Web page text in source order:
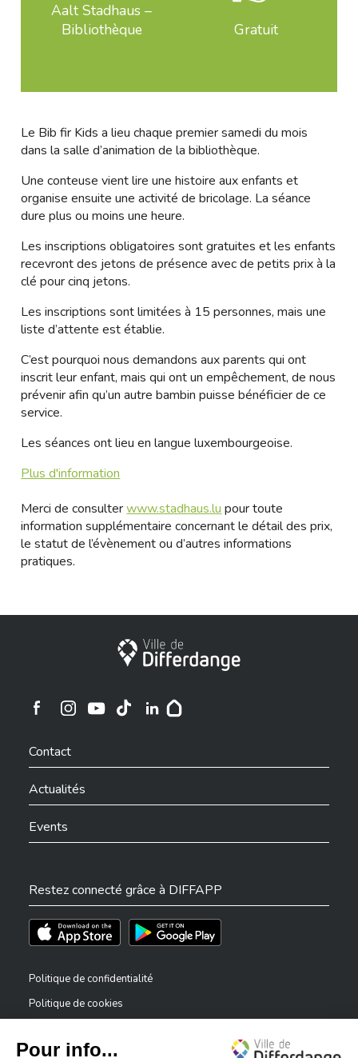
Aalt Stadhaus –
Bibliothèque
Gratuit
Le Bib fir Kids a lieu chaque premier samedi du mois
dans la salle d’animation de la bibliothèque.
Une conteuse vient lire une histoire aux enfants et
organise ensuite une activité de bricolage. La séance
dure plus ou moins une heure.
Les inscriptions obligatoires sont gratuites et les enfants
recevront des jetons de présence avec de petits prix à la
clé pour cinq jetons.
Les inscriptions sont limitées à 15 personnes, mais une
liste d’attente est établie.
C’est pourquoi nous demandons aux parents qui ont
inscrit leur enfant, mais qui ont un empêchement, de nous
prévenir afin qu’un autre bambin puisse bénéficier de ce
service.
Les séances ont lieu en langue luxembourgeoise.
Plus d'information
Merci de consulterwww.stadhaus.lu pour toute
information supplémentaire concernant le détail des prix,
le statut de l’évènement ou d’autres informations
pratiques.
Ville de Differdange
Ville de Differdange sur Instagram
Contact
Actualités
Events
Restez connecté grâce à DIFFAPP
Téléchargez l'app sur l'App StoreTéléchargez l'app sur Play Store
Politique de confidentialité
Politique de cookies
Déclaration d’accessibilité